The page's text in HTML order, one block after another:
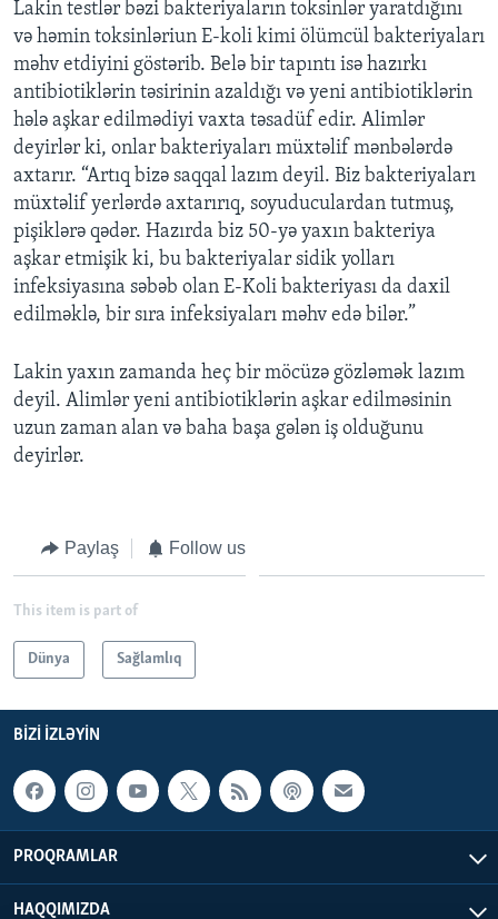
Lakin testlər bəzi bakteriyaların toksinlər yaratdığını
və həmin toksinləriun E-koli kimi ölümcül bakteriyaları
məhv etdiyini göstərib. Belə bir tapıntı isə hazırkı
antibiotiklərin təsirinin azaldığı və yeni antibiotiklərin
hələ aşkar edilmədiyi vaxta təsadüf edir. Alimlər
deyirlər ki, onlar bakteriyaları müxtəlif mənbələrdə
axtarır. “Artıq bizə saqqal lazım deyil. Biz bakteriyaları
müxtəlif yerlərdə axtarırıq, soyuduculardan tutmuş,
pişiklərə qədər. Hazırda biz 50-yə yaxın bakteriya
aşkar etmişik ki, bu bakteriyalar sidik yolları
infeksiyasına səbəb olan E-Koli bakteriyası da daxil
edilməklə, bir sıra infeksiyaları məhv edə bilər.”
Lakin yaxın zamanda heç bir möcüzə gözləmək lazım
deyil. Alimlər yeni antibiotiklərin aşkar edilməsinin
uzun zaman alan və baha başa gələn iş olduğunu
deyirlər.
Paylaş Follow us
This item is part of
Dünya Sağlamlıq
BIZI IZLƏYIN
PROQRAMLAR
HAQQIMIZDA